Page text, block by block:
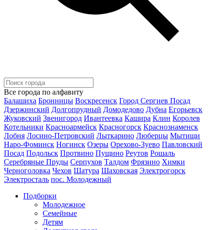
Все города по алфавиту
Балашиха Бронницы Воскресенск Город Сергиев Посад
Дзержинский Долгопрудный Домодедово Дубна Егорьевск
Жуковский Звенигород Ивантеевка Кашира Клин Королев
Котельники Красноармейск Красногорск Краснознаменск
Лобня Лосино-Петровский Лыткарино Люберцы Мытищи
Наро-Фоминск Ногинск Озеры Орехово-Зуево Павловский
Посад Подольск Протвино Пущино Реутов Рошаль
Серебряные Пруды Серпухов Талдом Фрязино Химки
Черноголовка Чехов Шатура Шаховская Электрогорск
Электросталь пос. Молодежный
Подборки
Молодежное
Семейные
Детям